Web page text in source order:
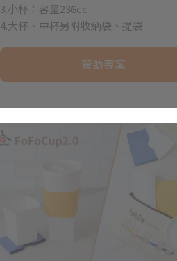
3.小杯：容量236cc
4.大杯、中杯另附收納袋、提袋
贊助專案